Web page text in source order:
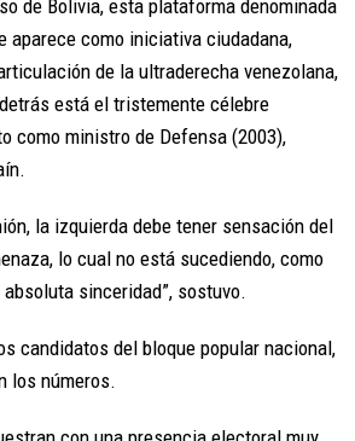
de Bolivia, esta plataforma denominada
aparece como iniciativa ciudadana,
de la ultraderecha venezolana,
está el tristemente célebre
como ministro de Defensa (2003),
la izquierda debe tener sensación del
lo cual no está sucediendo, como
sinceridad”, sostuvo.
candidatos del bloque popular nacional,
los números.